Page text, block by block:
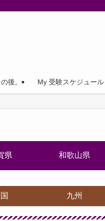
後。 My 受験スケジュール
県 和歌山県
九州